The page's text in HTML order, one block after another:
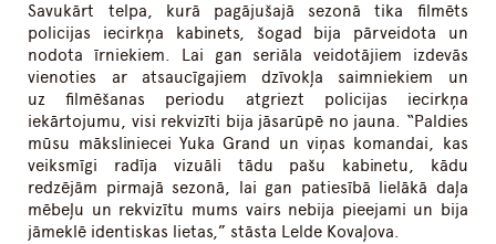
Savukārt telpa, kurā pagājušajā sezonā tika filmēts
policijas iecirkņa kabinets, šogad bija pārveidota un
nodota īrniekiem. Lai gan seriāla veidotājiem izdevās
vienoties ar atsaucīgajiem dzīvokļa saimniekiem un
uz filmēšanas periodu atgriezt policijas iecirkņa
iekārtojumu, visi rekvizīti bija jāsarūpē no jauna. “Paldies
mūsu māksliniecei Yuka Grand un viņas komandai, kas
veiksmīgi radīja vizuāli tādu pašu kabinetu, kādu
redzējām pirmajā sezonā, lai gan patiesībā lielākā daļa
mēbeļu un rekvizītu mums vairs nebija pieejami un bija
jāmeklē identiskas lietas,” stāsta Lelde Kovaļova.